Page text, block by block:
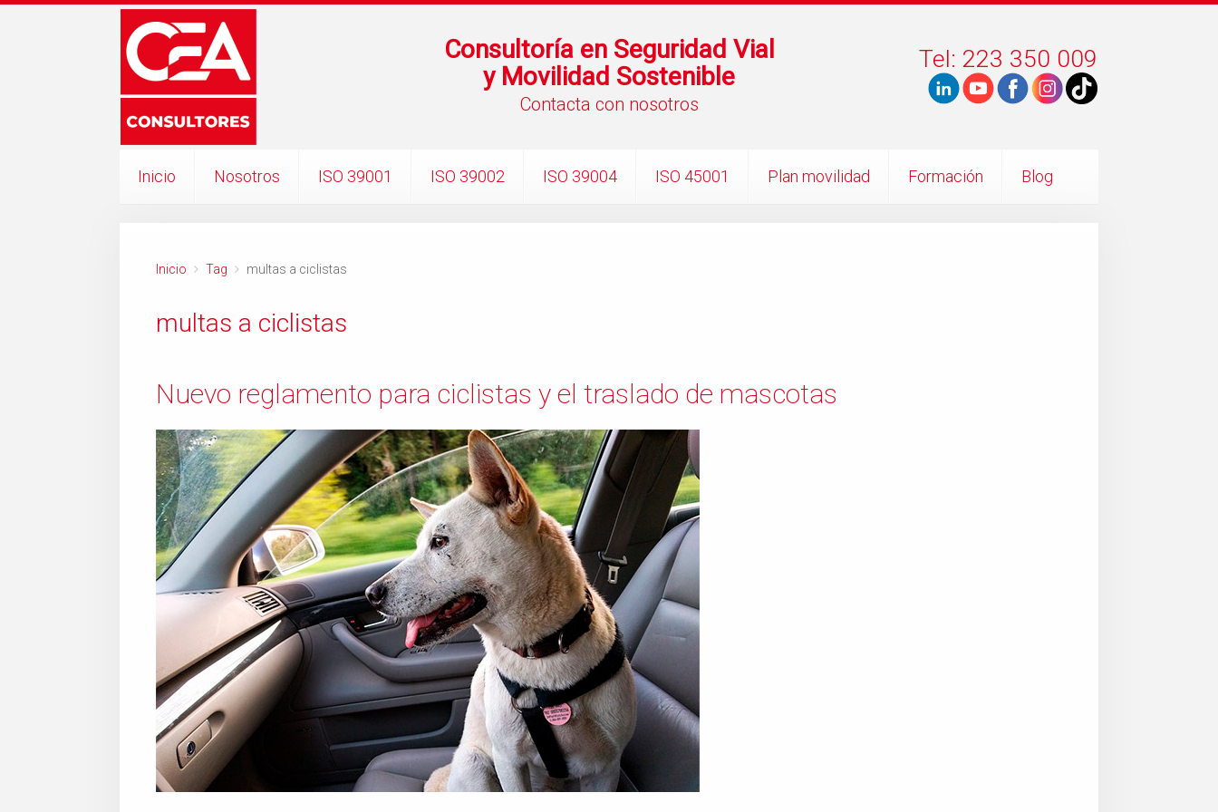
Consultoría en Seguridad Vial
y Movilidad Sostenible
Contacta con nosotros
Tel: 223 350 009
Inicio Nosotros ISO 39001 ISO 39002 ISO 39004 ISO 45001 Plan movilidad Formación Blog
Inicio Tag multas a ciclistas
multas a ciclistas
Nuevo reglamento para ciclistas y el traslado de mascotas